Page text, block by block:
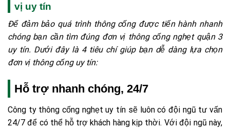
vị uy tín
Để đảm bảo quá trình thông cống được tiến hành nhanh
chóng bạn cần tìm đúng đơn vị thông cống nghẹt quận 3
uy tín. Dưới đây là 4 tiêu chí giúp bạn dễ dàng lựa chọn
đơn vị thông cống uy tín:
Hỗ trợ nhanh chóng, 24/7
Công ty thông cống nghẹt uy tín sẽ luôn có đội ngũ tư vấn
24/7 để có thể hỗ trợ khách hàng kịp thời. Với đội ngũ này,